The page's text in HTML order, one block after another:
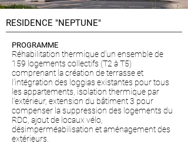
RESIDENCE "NEPTUNE"
PROGRAMME
Réhabilitation thermique d’un ensemble de
159 logements collectifs (T2 à T5)
comprenant la création de terrasse et
l’intégration des loggias existantes pour tous
les appartements, isolation thermique par
l’extérieur, extension du bâtiment 3 pour
compenser la suppression des logements du
RDC, ajout de locaux vélo,
désimperméabilisation et aménagement des
extérieurs.